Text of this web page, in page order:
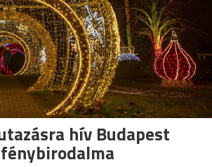
hív Budapest